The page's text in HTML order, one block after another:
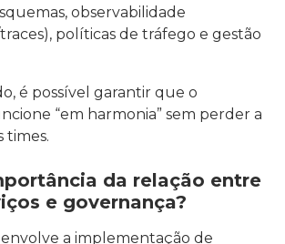
observabilidade
políticas de tráfego e gestão
é possível garantir que o
“em harmonia” sem perder a
times.
da relação entre
e governança?
a implementação de